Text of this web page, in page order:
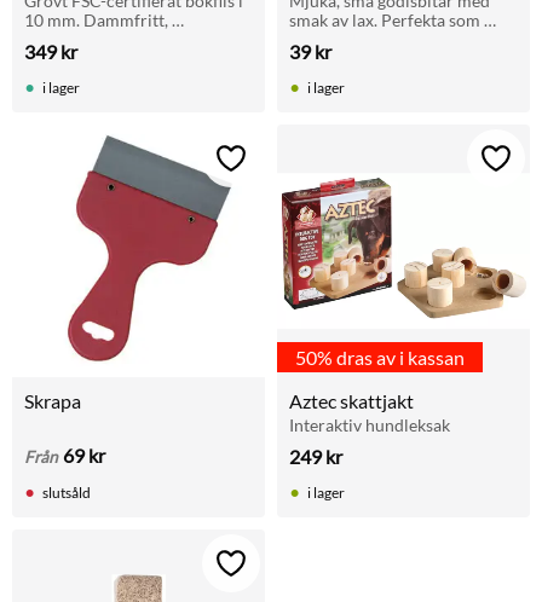
10 mm. Dammfritt,
För fåglar, duvor, reptiler,
sköldpaddor och Smådjur.
349kr
i lager
smak av lax. Perfekta som
vardags. Utan tillsatt socker.
39kr
i lager
Skrapa
Från 69kr
Lägg till i favoriter
slutsåld
50% dras av i kassan
Aztec skattjakt
Interaktiv hundleksak
249kr
Lägg
i lager
Lägg till i favoriter